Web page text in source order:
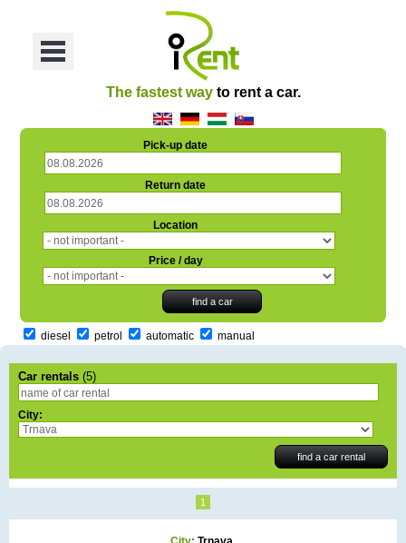
Menu
The fastest wayto rent a car.
Pick-up date
Return date
Location
Price / day
diesel petrol automatic manual
Car rentals (5)
City:
1